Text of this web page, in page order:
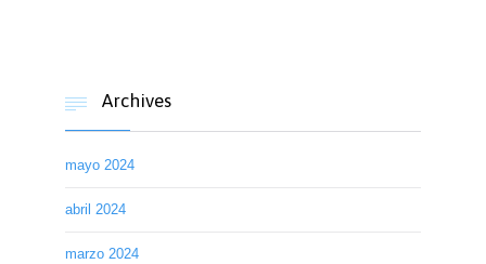
 Archives
mayo 2024
abril 2024
marzo 2024